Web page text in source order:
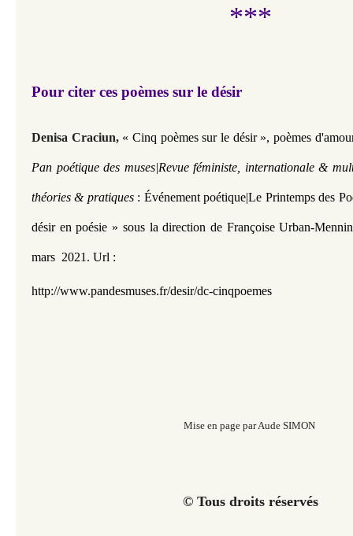
***
Pour citer ces poèmes sur le désir
Denisa Craciun, « Cinq poèmes sur le désir », poèmes
Pan poétique des muses|Revue féministe, internationale &
théories & pratiques : Événement poétique|Le Printemps des
désir en poésie » sous la direction de Françoise Urban-
mars 2021. Url :
http://www.pandesmuses.fr/desir/dc-cinqpoemes
Mise en page par Aude SIMON
© Tous droits réservés